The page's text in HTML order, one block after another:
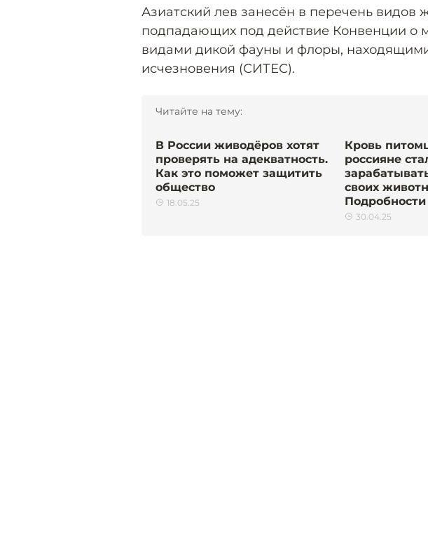
Азиатский лев занесён в перечень видов
подпадающих под действие Конвенции о
видами дикой фауны и флоры,
исчезновения (СИТЕС).
Читайте на тему:
В России живодёров хотят
проверять на адекватность.
Как это поможет защитить
общество
18.05.25
Кровь
россияне
своих
Подробности
30.04.25